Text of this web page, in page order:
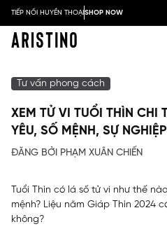
TIẾP NỐI HUYỀN THOẠISHOP NOW
Tư vấn phong cách
XEM TỬ VI TUỔI THÌN CHI
YÊU, SỐ MỆNH, SỰ NGHIỆP
ĐĂNG BỞI PHẠM XUÂN CHIẾN
Tuổi Thìn có lá số tử vi như thế
mệnh? Liệu năm Giáp Thìn 2024
không?